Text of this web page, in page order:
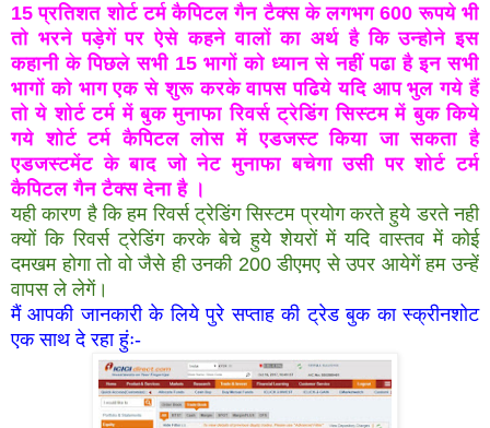
15 प्रतिशत शोर्ट टर्म कैपिटल गैन टैक्स के लगभग 600 रूपये भी
तो भरने पड़ेगें पर ऐसे कहने वालों का अर्थ है कि उन्होने इस
कहानी के पिछले सभी 15 भागों को ध्यान से नहीं पढा है इन सभी
भागों को भाग एक से शुरू करके वापस पढिये यदि आप भुल गये हैं
तो ये शोर्ट टर्म में बुक मुनाफा रिवर्स ट्रेडिंग सिस्टम में बुक किये
गये शोर्ट टर्म कैपिटल लोस में एडजस्ट किया जा सकता है
एडजस्टमेंट के बाद जो नेट मुनाफा बचेगा उसी पर शोर्ट टर्म
कैपिटल गैन टैक्स देना है ।
यही कारण है कि हम रिवर्स ट्रेडिंग सिस्टम प्रयोग करते हुये डरते नही
क्यों कि रिवर्स ट्रेडिंग करके बेचे हुये शेयरों में यदि वास्तव में कोई
दमखम होगा तो वो जैसे ही उनकी 200 डीएमए से उपर आयेगें हम उन्हें
वापस ले लेगें।
मैं आपकी जानकारी के लिये पुरे सप्ताह की ट्रेड बुक का स्क्रीनशोट
एक साथ दे रहा हुंः-